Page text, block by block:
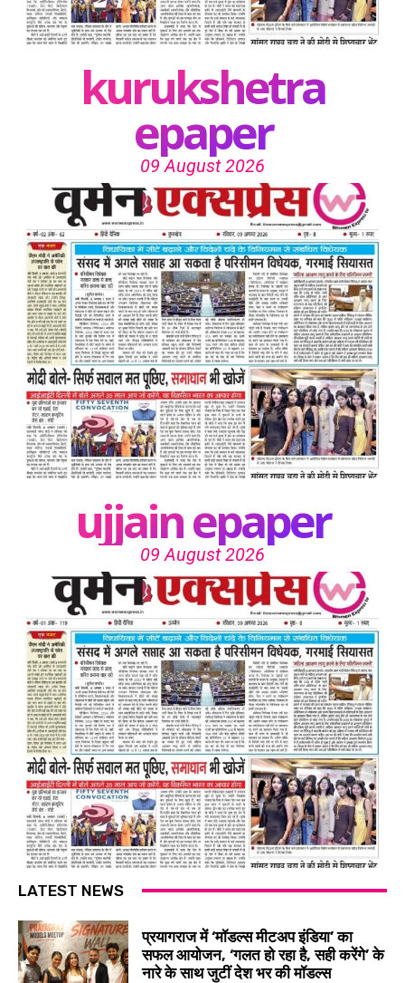
kurukshetra
epaper
09 August 2026
ujjain epaper
09 August 2026
LATEST NEWS
प्रयागराज में ‘मॉडल्स मीटअप इंडिया’ का
सफल आयोजन, ‘गलत हो रहा है, सही करेंगे’ के
नारे के साथ जुटीं देश भर की मॉडल्स